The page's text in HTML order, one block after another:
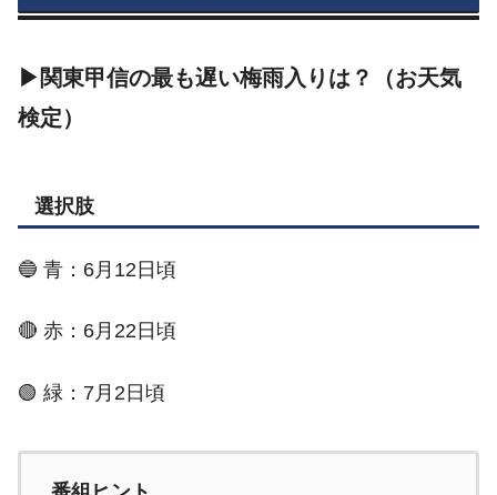
▶関東甲信の最も遅い梅雨入りは？（お天気
検定）
選択肢
🔵 青：6月12日頃
🔴 赤：6月22日頃
🟢 緑：7月2日頃